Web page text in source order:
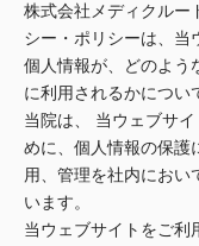
株式会社Genkiリレー
一般社団法人 日本高
日本高齢者福祉協会
株式会社 爽やかな
爽やかな風 中部エ
爽やかな風 那覇エリ
株式会社メディクルー
シー・ポリシーは、当
個人情報が、どのよう
に利用されるかについ
当院は、 当ウェブサ
めに、個人情報の保護
用、管理を社内におい
います。
当ウェブサイトをご利